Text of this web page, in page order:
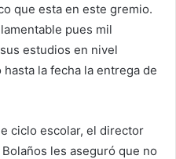
que esta en este gremio.
pues mil
estudios en nivel
la fecha la entrega de
ciclo escolar, el director
les aseguró que no